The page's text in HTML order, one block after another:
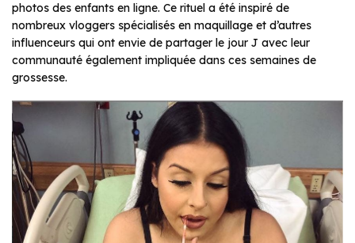
photos des enfants en ligne. Ce rituel a été inspiré de
nombreux vloggers spécialisés en maquillage et d’autres
influenceurs qui ont envie de partager le jour J avec leur
communauté également impliquée dans ces semaines de
grossesse.